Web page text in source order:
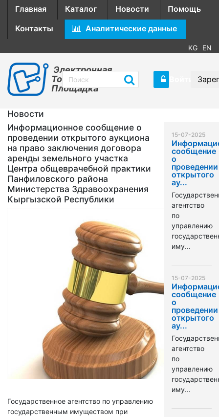
Главная Каталог Новости
Помощь
Контакты
Аналитические данные
KG EN
Электронная
Торговая
Площадка
Новости
Информационное сообщение о
проведении открытого аукциона
на право заключения договора
аренды земельного участка
Центра общеврачебной практики
Панфиловского района
Министерства Здравоохранения
Кыргызской Республики
Государственное агентство по управлению
государственным имуществом при
15-07-2025
сообщение
о
проведении
открытого
ау...
агентство
по
управлению
иму...
15-07-2025
сообщение
о
проведении
открытого
ау...
агентство
по
управлению
иму...